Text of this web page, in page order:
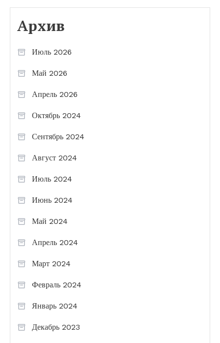
Архив
Июль 2026
Май 2026
Апрель 2026
Октябрь 2024
Сентябрь 2024
Август 2024
Июль 2024
Июнь 2024
Май 2024
Апрель 2024
Март 2024
Февраль 2024
Январь 2024
Декабрь 2023